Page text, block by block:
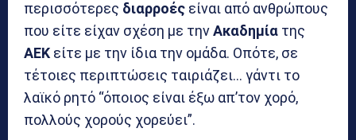
περισσότερες διαρροές είναι από ανθρώπους
που είτε είχαν σχέση με τηνΑκαδημία της
ΑΕΚ είτε με την ίδια την ομάδα. Οπότε, σε
τέτοιες περιπτώσεις ταιριάζει… γάντι το
λαϊκό ρητό “όποιος είναι έξω απ’τον χορό,
πολλούς χορούς χορεύει”.